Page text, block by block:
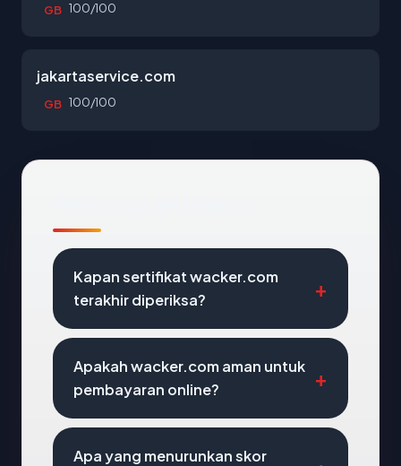
GB 100/100
jakartaservice.com
GB 100/100
Kapan sertifikat wacker.com
terakhir diperiksa?
Apakah wacker.com aman untuk
pembayaran online?
Apa yang menurunkan skor